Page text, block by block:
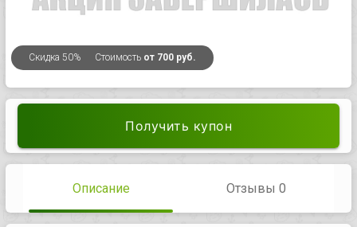
Скидка 50% Стоимость от 700 руб.
Получить купон
Описание Отзывы 0